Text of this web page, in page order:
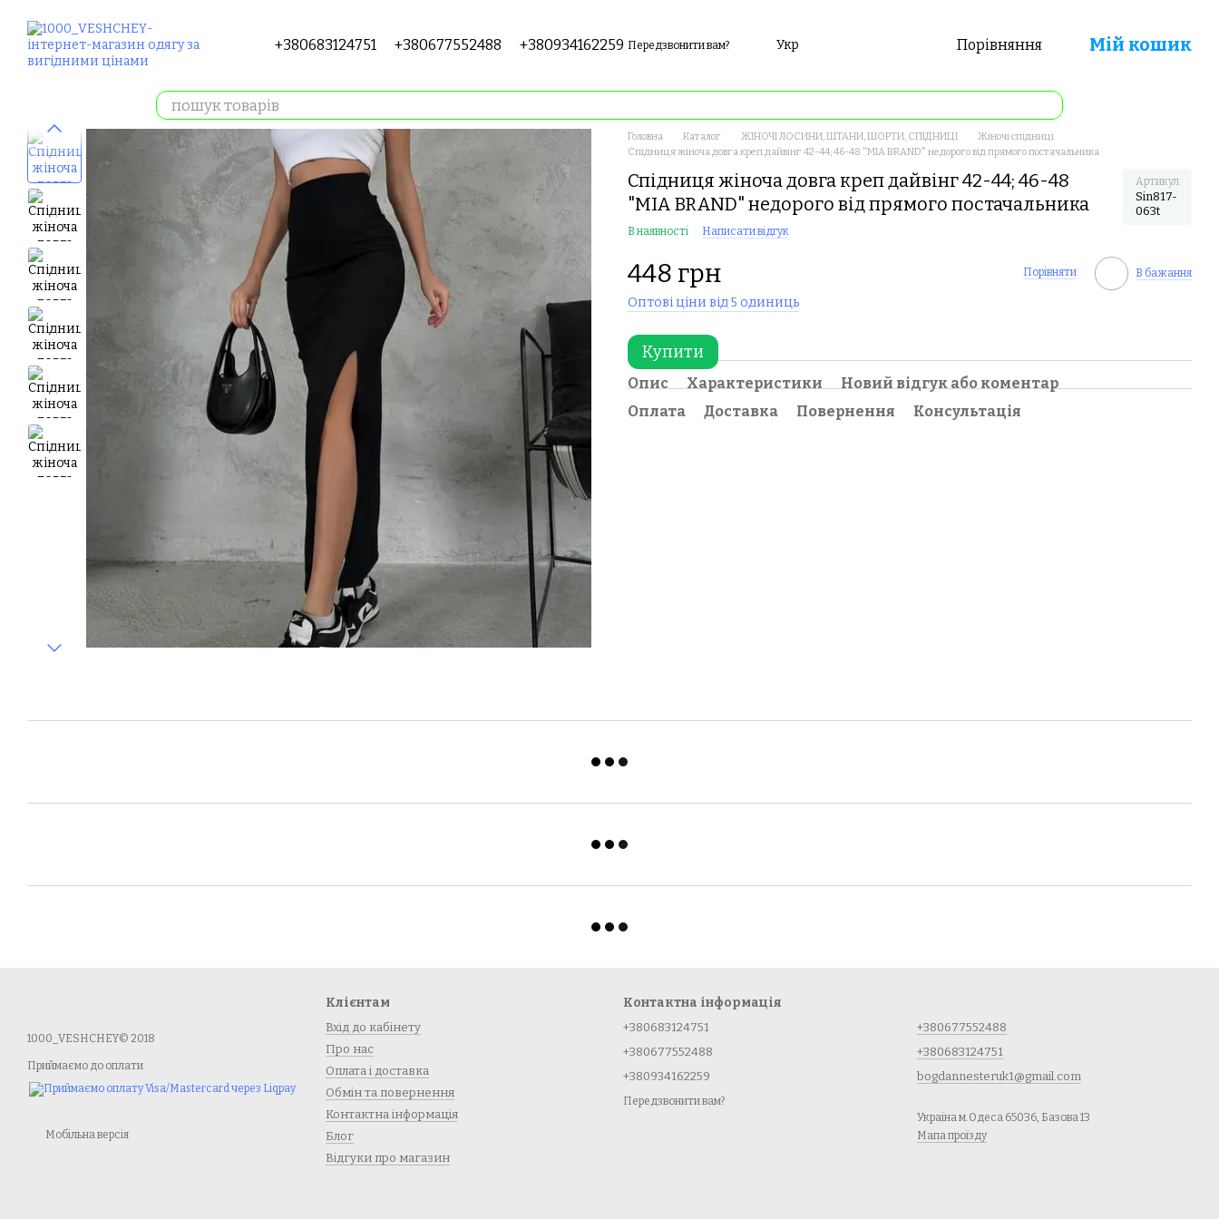
+380683124751 +380677552488 +380934162259 Передзвонити вам? Укр Порівняння Мій кошик
Головна Каталог ЖІНОЧІ ЛОСИНИ, ШТАНИ, ШОРТИ, СПІДНИЦІ
Жіночі спідниці
Спідниця жіноча довга креп дайвінг 42-44; 46-48 "MIA BRAND" недорого від прямого постачальника
Спідниця жіноча довга креп дайвінг 42-44; 46-48
"MIA BRAND" недорого від прямого постачальника
Артикул
Sin817-
063t
В наявності Написати відгук
448 грн Порівняти В бажання
Оптові ціни від 5 одиниць
Купити
Опис Характеристики
Новий відгук або коментар
Оплата
Доставка Повернення Консультація
1000_VESHCHEY© 2018
Приймаємо до оплати
Мобільна версія
Клієнтам
Вхід до кабінету
Про нас
Оплата і доставка
Обмін та повернення
Контактна інформація
Блог
Відгуки про магазин
Контактна інформація
+380683124751
+380677552488
+380934162259
Передзвонити вам?
+380677552488
+380683124751
bogdannesteruk1@gmail.com
Україна м.Одеса 65036, Базова 13
Мапа проїзду